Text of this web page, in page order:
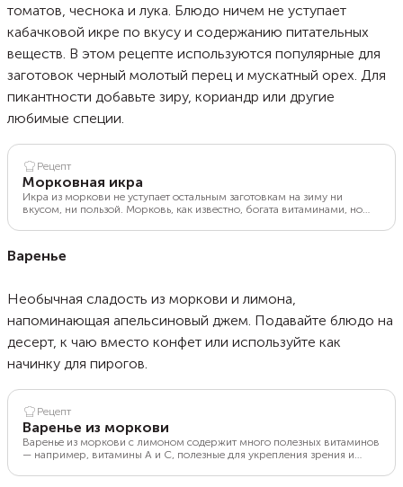
томатов, чеснока и лука. Блюдо ничем не уступает
кабачковой икре по вкусу и содержанию питательных
веществ. В этом рецепте используются популярные для
заготовок черный молотый перец и мускатный орех. Для
пикантности добавьте зиру, кориандр или другие
любимые специи.
Рецепт
Морковная икра
Икра из моркови не уступает остальным заготовкам на зиму ни
вкусом, ни пользой. Морковь, как известно, богата витаминами, но
Придумали его британские военные во время Второй мировой
факт, что морковь меняет цвет кожи, точно доказан. Сотрудники
Варенье
Необычная сладость из моркови и лимона,
напоминающая апельсиновый джем. Подавайте блюдо на
десерт, к чаю вместо конфет или используйте как
начинку для пирогов.
Рецепт
Варенье из моркови
Варенье из моркови с лимоном содержит много полезных витаминов
— например, витамины А и С, полезные для укрепления зрения и
красивое яркое варенье с полупрозрачным сиропом, по вкусу